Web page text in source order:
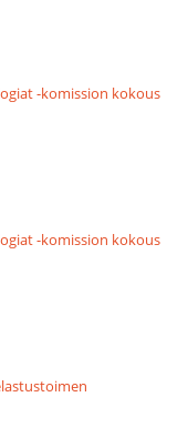
-komission kokous
-komission kokous